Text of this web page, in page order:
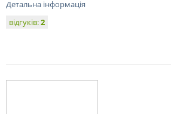
Детальна інформація
відгуків:2